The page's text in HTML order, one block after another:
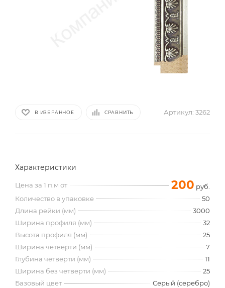
В ИЗБРАННОЕ СРАВНИТЬ Артикул: 3262
Характеристики
Цена за 1 п.м от 200 руб.
Количество в упаковке
50
Длина рейки (мм)
3000
Ширина профиля (мм)
32
Высота профиля (мм)
25
Ширина четверти (мм)
7
Глубина четверти (мм)
11
Ширина без четверти (мм)
25
Базовый цвет
Серый (серебро)